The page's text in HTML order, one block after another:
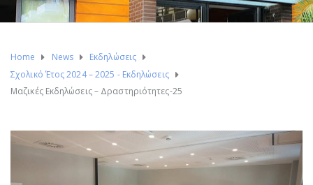
Home News
Εκδηλώσεις
Σχολικό Έτος 2024 – 2025 - Εκδηλώσεις
Μαζικές Εκδηλώσεις – Δραστηριότητες-25